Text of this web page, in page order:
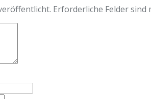
Erforderliche Felder